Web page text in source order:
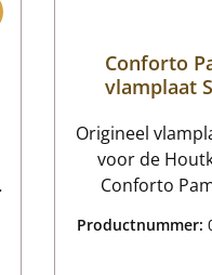
Conforto
vlamplaat
Origineel
voor de
Conforto Pamir
productie van
Productnummer: